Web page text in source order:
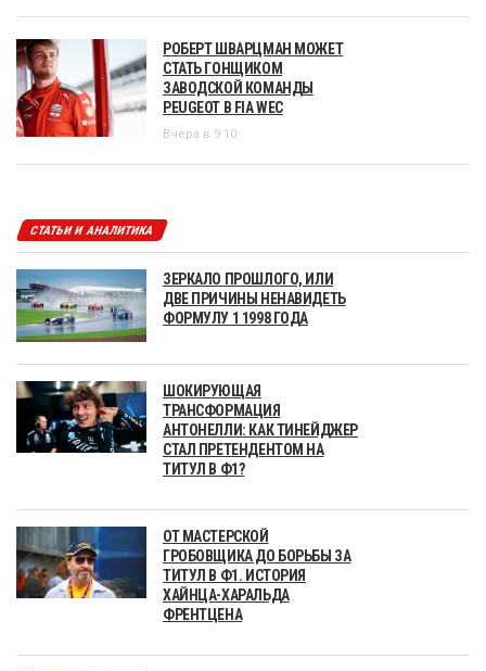
РОБЕРТ ШВАРЦМАН МОЖЕТ
СТАТЬ ГОНЩИКОМ
ЗАВОДСКОЙ КОМАНДЫ
PEUGEOT В FIA WEC
Вчера в 9:10
СТАТЬИ И АНАЛИТИКА
ЗЕРКАЛО ПРОШЛОГО, ИЛИ
ДВЕ ПРИЧИНЫ НЕНАВИДЕТЬ
ФОРМУЛУ 1 1998 ГОДА
ШОКИРУЮЩАЯ
ТРАНСФОРМАЦИЯ
АНТОНЕЛЛИ: КАК ТИНЕЙДЖЕР
СТАЛ ПРЕТЕНДЕНТОМ НА
ТИТУЛ В Ф1?
ОТ МАСТЕРСКОЙ
ГРОБОВЩИКА ДО БОРЬБЫ ЗА
ТИТУЛ В Ф1. ИСТОРИЯ
ХАЙНЦА-ХАРАЛЬДА
ФРЕНТЦЕНА